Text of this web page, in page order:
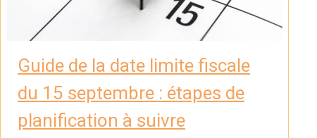
Guide de la date limite fiscale
du 15 septembre : étapes de
planification à suivre